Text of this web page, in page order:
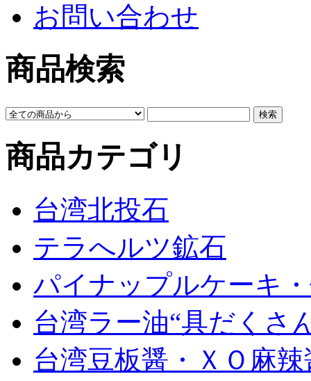
お問い合わせ
商品検索
商品カテゴリ
台湾北投石
テラへルツ鉱石
パイナップルケーキ
台湾ラー油“具だくさ
台湾豆板醤・ＸＯ麻辣